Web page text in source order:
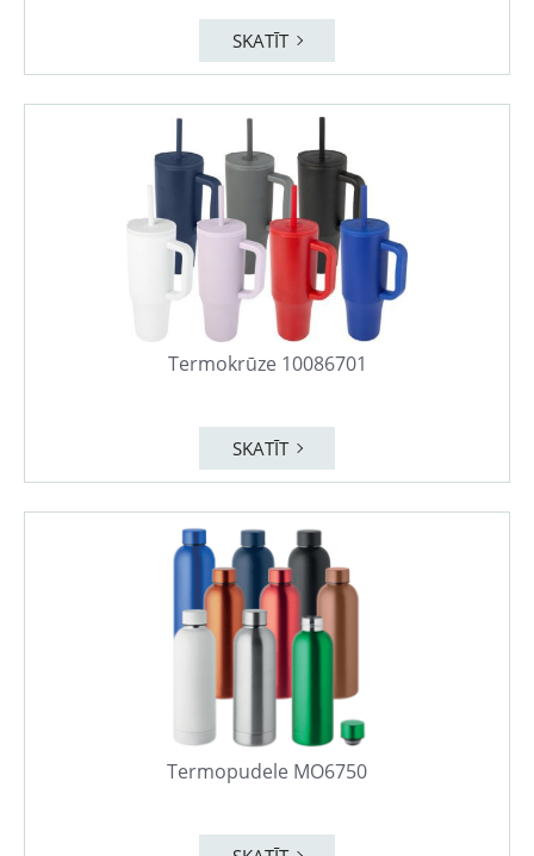
SKATĪT
Termokrūze 10086701
SKATĪT
Termopudele MO6750